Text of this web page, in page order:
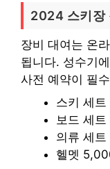
2024 스키장
장비 대여는 온
됩니다. 성수기
사전 예약이 필
스키 세
보드 세
의류 세
헬멧